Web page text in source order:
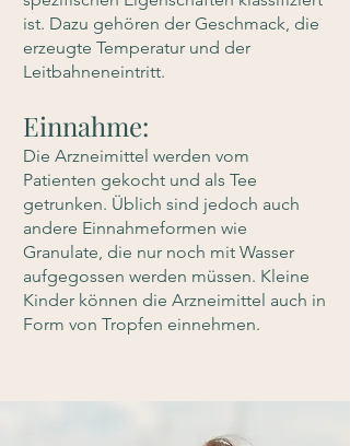
ist. Dazu gehören der Geschmack, die
erzeugte Temperatur und der
Leitbahneneintritt.
Einnahme:​
Die Arzneimittel werden vom
Patienten gekocht und als Tee
getrunken. Üblich sind jedoch auch
andere Einnahmeformen wie
Granulate, die nur noch mit Wasser
aufgegossen werden müssen. Kleine
Kinder können die Arzneimittel auch in
Form von Tropfen einnehmen.